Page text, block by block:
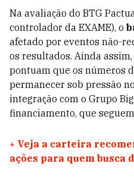
Na avaliação do BTG
controlador da EXAME), o
afetado por eventos não-
os resultados. Ainda
pontuam que os números
permanecer sob pressão
integração com o Grupo
financiamento, que
+ Veja a carteira
ações para quem busca